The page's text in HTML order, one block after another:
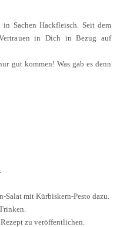
Sachen Hackfleisch. Seit dem
in Dich in Bezug auf
gut kommen! Was gab es denn
Salat mit Kürbiskern-Pesto dazu.
zu veröffentlichen.